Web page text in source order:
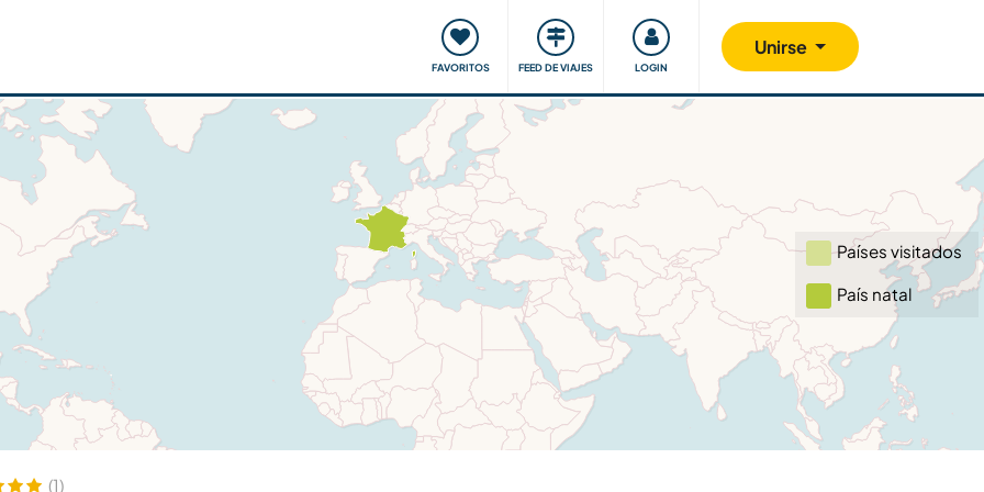
FAVORITOS FEED DE VIAJES LOGIN
Unirse
Viajar y aprender Comunidad Nos implicamos
Países visitados
País natal
(1)